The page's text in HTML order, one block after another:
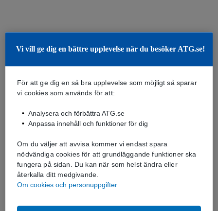
Vi vill ge dig en bättre upplevelse när du besöker ATG.se!
För att ge dig en så bra upplevelse som möjligt så sparar
vi cookies som används för att:
Analysera och förbättra ATG.se
Anpassa innehåll och funktioner för dig
Om du väljer att avvisa kommer vi endast spara
nödvändiga cookies för att grundläggande funktioner ska
fungera på sidan. Du kan när som helst ändra eller
återkalla ditt medgivande.
Om cookies och personuppgifter